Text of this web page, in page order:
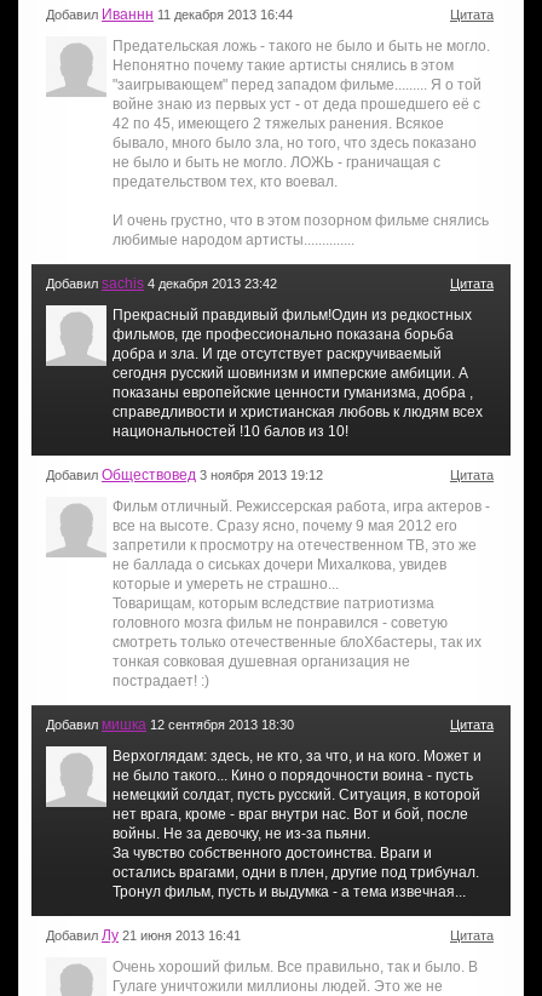
Добавил Иваннн 11 декабря 2013 16:44 Цитата
Предательская ложь - такого не было и быть не могло.
Непонятно почему такие артисты снялись в этом
"заигрывающем" перед западом фильме......... Я о той
войне знаю из первых уст - от деда прошедшего её с
42 по 45, имеющего 2 тяжелых ранения. Всякое
бывало, много было зла, но того, что здесь показано
не было и быть не могло. ЛОЖЬ - граничащая с
предательством тех, кто воевал.
И очень грустно, что в этом позорном фильме снялись
любимые народом артисты..............
Добавил sachis 4 декабря 2013 23:42 Цитата
Прекрасный правдивый фильм!Один из редкостных
фильмов, где профессионально показана борьба
добра и зла. И где отсутствует раскручиваемый
сегодня русский шовинизм и имперские амбиции. А
показаны европейские ценности гуманизма, добра ,
справедливости и христианская любовь к людям всех
национальностей !10 балов из 10!
Добавил Обществовед 3 ноября 2013 19:12 Цитата
Фильм отличный. Режиссерская работа, игра актеров -
все на высоте. Сразу ясно, почему 9 мая 2012 его
запретили к просмотру на отечественном ТВ, это же
не баллада о сиськах дочери Михалкова, увидев
которые и умереть не страшно...
Товарищам, которым вследствие патриотизма
головного мозга фильм не понравился - советую
смотреть только отечественные блоХбастеры, так их
тонкая совковая душевная организация не
пострадает! :)
Добавил мишка 12 сентября 2013 18:30 Цитата
Верхоглядам: здесь, не кто, за что, и на кого. Может и
не было такого... Кино о порядочности воина - пусть
немецкий солдат, пусть русский. Ситуация, в которой
нет врага, кроме - враг внутри нас. Вот и бой, после
войны. Не за девочку, не из-за пьяни.
За чувство собственного достоинства. Враги и
остались врагами, одни в плен, другие под трибунал.
Тронул фильм, пусть и выдумка - а тема извечная...
Добавил Лу 21 июня 2013 16:41 Цитата
Очень хороший фильм. Все правильно, так и было. В
Гулаге уничтожили миллионы людей. Это же не